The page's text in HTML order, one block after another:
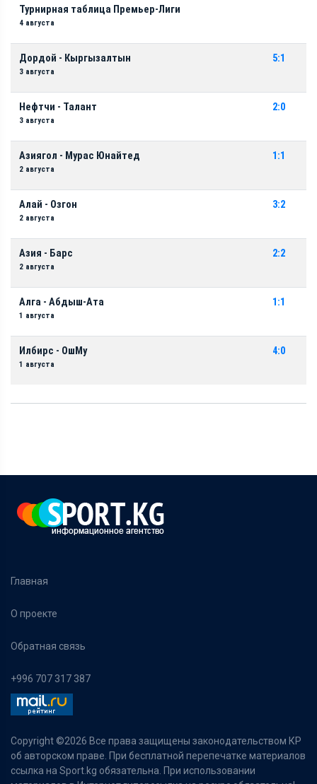
Турнирная таблица Премьер-Лиги
4 августа
Дордой - Кыргызалтын
3 августа
5:1
Нефтчи - Талант
3 августа
2:0
Азиягол - Мурас Юнайтед
2 августа
1:1
Алай - Озгон
2 августа
3:2
Азия - Барс
2 августа
2:2
Алга - Абдыш-Ата
1 августа
1:1
Илбирс - ОшМу
1 августа
4:0
Главная
О проекте
Обратная связь
+996 707 317 387
Copyright ©2026 Все права защищены законодательством КР
об авторском праве. При бесплатной перепечатке материалов
ссылка на Sport.kg обязательна. При использовании